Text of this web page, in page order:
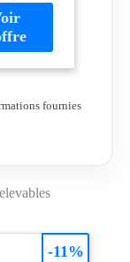
de
hors fournies
-11%